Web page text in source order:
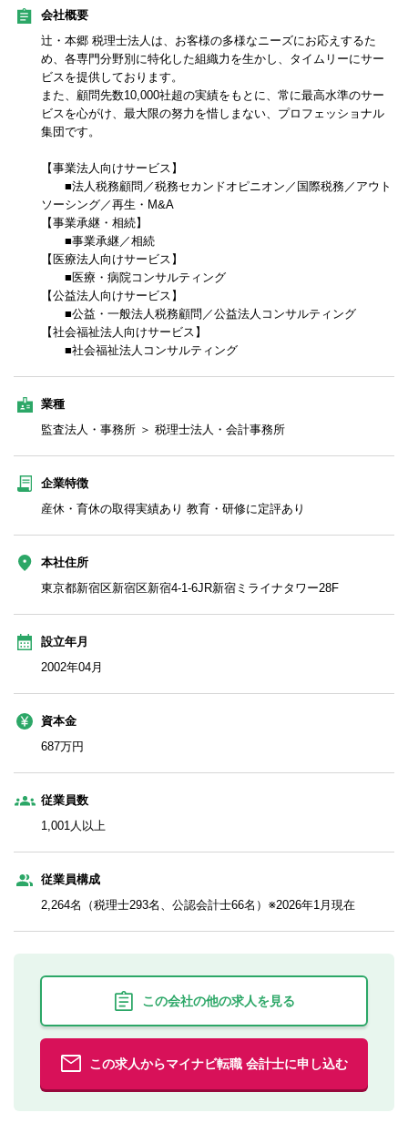
会社概要
辻・本郷 税理士法人は、お客様の多様なニーズにお応えするた
め、各専門分野別に特化した組織力を生かし、タイムリーにサー
ビスを提供しております。
また、顧問先数10,000社超の実績をもとに、常に最高水準のサー
ビスを心がけ、最大限の努力を惜しまない、プロフェッショナル
集団です。
【事業法人向けサービス】
■法人税務顧問／税務セカンドオピニオン／国際税務／アウト
ソーシング／再生・M&A
【事業承継・相続】
■事業承継／相続
【医療法人向けサービス】
■医療・病院コンサルティング
【公益法人向けサービス】
■公益・一般法人税務顧問／公益法人コンサルティング
【社会福祉法人向けサービス】
■社会福祉法人コンサルティング
業種
監査法人・事務所 ＞ 税理士法人・会計事務所
企業特徴
産休・育休の取得実績あり 教育・研修に定評あり
本社住所
東京都新宿区新宿区新宿4-1-6JR新宿ミライナタワー28F
設立年月
2002年04月
資本金
687万円
従業員数
1,001人以上
従業員構成
2,264名（税理士293名、公認会計士66名）※2026年1月現在
この会社の他の求人を見る
この求人からマイナビ転職 会計士に申し込む